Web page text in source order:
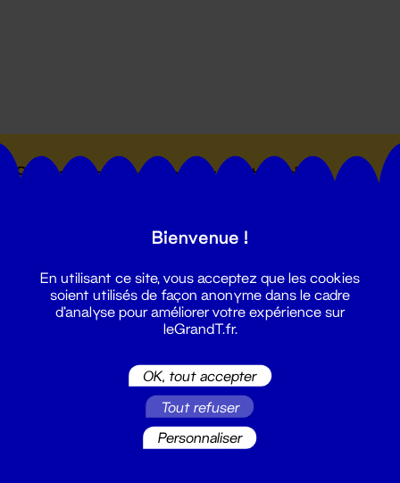
Suivez toutes les actualités du
Bienvenue !
En utilisant ce site, vous acceptez que les cookies
soient utilisés de façon anonyme dans le cadre
d'analyse pour améliorer votre expérience sur
leGrandT.fr.
OK, tout accepter
Tout refuser
Personnaliser